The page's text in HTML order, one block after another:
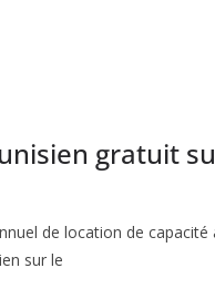
gratuit
de location de capacité
sur le